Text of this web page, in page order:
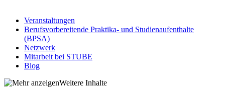
Main
menu
Veranstaltungen
Berufsvorbereitende Praktika- und Studienaufenthalte
(BPSA)
Netzwerk
Mitarbeit bei STUBE
Blog
Weitere Inhalte